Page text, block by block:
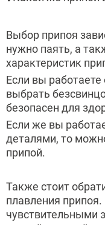
Выбор припоя
нужно паять, а
характеристик
Если вы
выбрать
безопасен для
Если же вы
деталями, то
припой.
Также стоит
плавления
чувствительными